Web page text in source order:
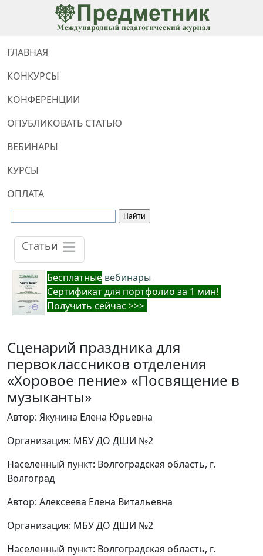
ГЛАВНАЯ
КОНКУРСЫ
КОНФЕРЕНЦИИ
ОПУБЛИКОВАТЬ СТАТЬЮ
ВЕБИНАРЫ
КУРСЫ
ОПЛАТА
Статьи
Бесплатные вебинары
Cертификат для портфолио за 1 мин!
Получить сейчас >>>
Сценарий праздника для
первоклассников отделения
«Хоровое пение» «Посвящение в
музыканты»
Автор: Якунина Елена Юрьевна
Организация: МБУ ДО ДШИ №2
Населенный пункт: Волгоградская область, г.
Волгоград
Автор: Алексеева Елена Витальевна
Организация: МБУ ДО ДШИ №2
Населенный пункт: Волгоградская область, г.